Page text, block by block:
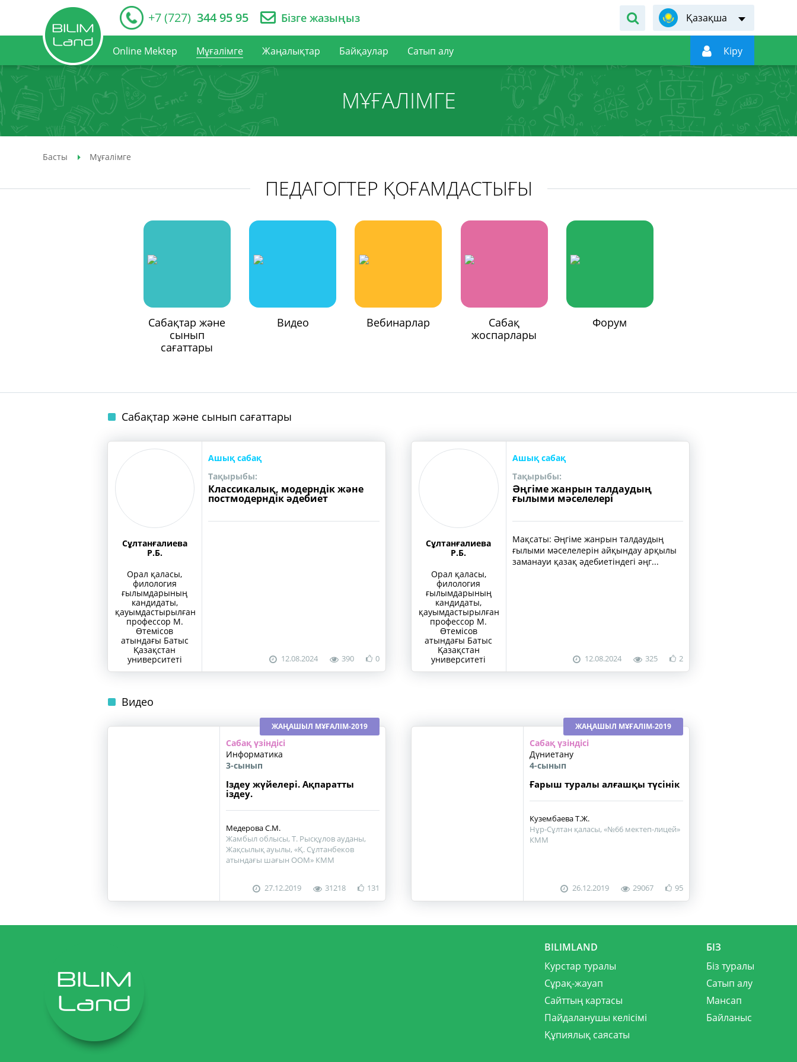
+7 (727) 344 95 95 Бізге жазыңыз Қазақша
Online Mektep Мұғалімге Жаңалықтар Байқаулар Сатып алу  Кiру
МҰҒАЛІМГЕ
Басты Мұғалімге
ПЕДАГОГТЕР ҚОҒАМДАСТЫҒЫ
Сабақтар және
сынып
сағаттары
Видео Вебинарлар
Сабақ
жоспарлары
Форум
Сабақтар және сынып сағаттары
Сұлтанғалиева
Р.Б.
Орал қаласы,
филология
ғылымдарының
кандидаты,
қауымдастырылған
профессор М.
Өтемісов
атындағы Батыс
Қазақстан
университеті
Ашық сабақ
Тақырыбы:
Классикалық, модерндік және
постмодерндік әдебиет
12.08.2024 390 0
Сұлтанғалиева
Р.Б.
Орал қаласы,
филология
ғылымдарының
кандидаты,
қауымдастырылған
профессор М.
Өтемісов
атындағы Батыс
Қазақстан
университеті
Ашық сабақ
Тақырыбы:
Әңгіме жанрын талдаудың
ғылыми мәселелері
Мақсаты: Әңгіме жанрын талдаудың
ғылыми мәселелерін айқындау арқылы
заманауи қазақ әдебиетіндегі әңг...
12.08.2024 325 2
Видео
ЖАҢАШЫЛ МҰҒАЛІМ-2019
Сабақ үзіндісі
Информатика
3-сынып
Іздеу жүйелері. Ақпаратты
іздеу.
Медерова С.М.
Жамбыл облысы, Т. Рысқұлов ауданы,
Жақсылық ауылы, «Қ. Сұлтанбеков
атындағы шағын ООМ» КММ
27.12.2019 31218 131
ЖАҢАШЫЛ МҰҒАЛІМ-2019
Сабақ үзіндісі
Дүниетану
4-сынып
Ғарыш туралы алғашқы түсінік
Кузембаева Т.Ж.
Нұр-Сұлтан қаласы, «№66 мектеп-лицей»
КММ
26.12.2019 29067 95
BILIMLAND
Курстар туралы
Сұрақ-жауап
Сайттың картасы
Пайдаланушы келісімі
Құпиялық саясаты
БІЗ
Біз туралы
Сатып алу
Мансап
Байланыс